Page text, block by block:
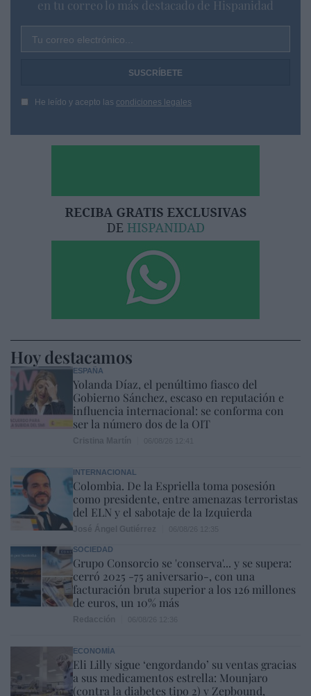
en tu correo lo más destacado de Hispanidad
Tu correo electrónico...
He leído y acepto las condiciones legales
Hoy destacamos
ESPAÑA
Yolanda Díaz, el penúltimo fiasco del
Gobierno Sánchez, escaso en reputación e
influencia internacional: se conforma con
ser la número dos de la OIT
INTERNACIONAL
Colombia. De la Espriella toma posesión
como presidente, entre amenazas terroristas
del ELN y el sabotaje de la Izquierda
SOCIEDAD
Grupo Consorcio se 'conserva'... y se supera:
cerró 2025 -75 aniversario-, con una
facturación bruta superior a los 126 millones
de euros, un 10% más
ECONOMÍA
Eli Lilly sigue ‘engordando’ su ventas gracias
a sus medicamentos estrella: Mounjaro
(contra la diabetes tipo 2) y Zepbound,